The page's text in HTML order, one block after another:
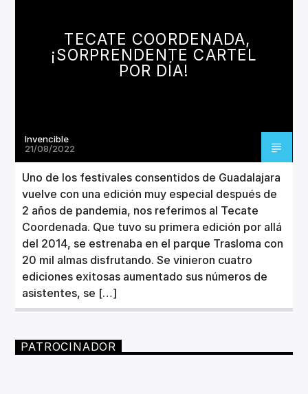
ARTISTA
Invencible Radio
TECATE COORDENADA,
¡SORPRENDENTE CARTEL
POR DÍA!
Invencible
21/08/2022
Uno de los festivales consentidos de Guadalajara
vuelve con una edición muy especial después de
2 años de pandemia, nos referimos al Tecate
Coordenada. Que tuvo su primera edición por allá
del 2014, se estrenaba en el parque Trasloma con
20 mil almas disfrutando. Se vinieron cuatro
ediciones exitosas aumentado sus números de
asistentes, se […]
PATROCINADOR